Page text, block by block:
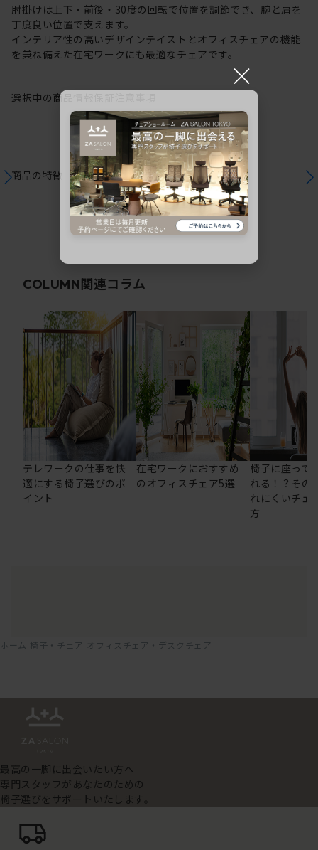
肘掛けは上下・前後・30度の回転で位置を調節でき、腕と肩を
丁度良い位置で支えます。
インテリア性の高いデザインテイストとオフィスチェアの機能
を兼ね備えた在宅ワークにも最適なチェアです。
選択中の商品情報
商品の特徴
COLUMN関連コラム
テレワークの仕事を快
適にする椅子選びのポ
イント
在宅ワークにおすすめ
のオフィスチェア5選
椅子に座って
れる！？その
れにくいチェ
方
ホーム 椅子・チェア オフィスチェア・デスクチェア
最高の一脚に出会いたい方へ
専門スタッフがあなたのための
椅子選びをサポートいたします。
×